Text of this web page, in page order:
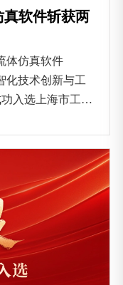
软件斩获两
体仿真软件
化技术创新与工
入选上海市工业
” 智能产品推广
的 “中国智造基